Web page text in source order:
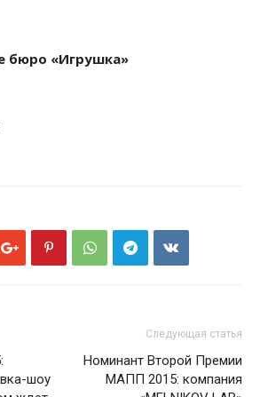
бюро «Игрушка»
шоу
Следующая статья
Номинант Второй Премии
МАПП 2015: компания